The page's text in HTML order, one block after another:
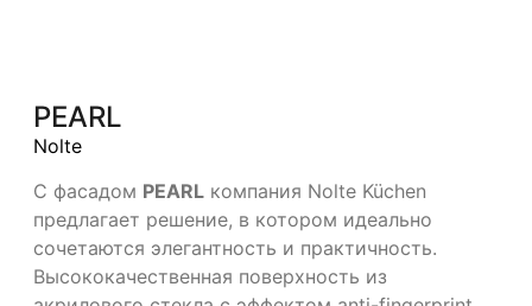
PEARL
Nolte
С фасадом PEARL компания Nolte Küchen
предлагает решение, в котором идеально
сочетаются элегантность и практичность.
Высококачественная поверхность из